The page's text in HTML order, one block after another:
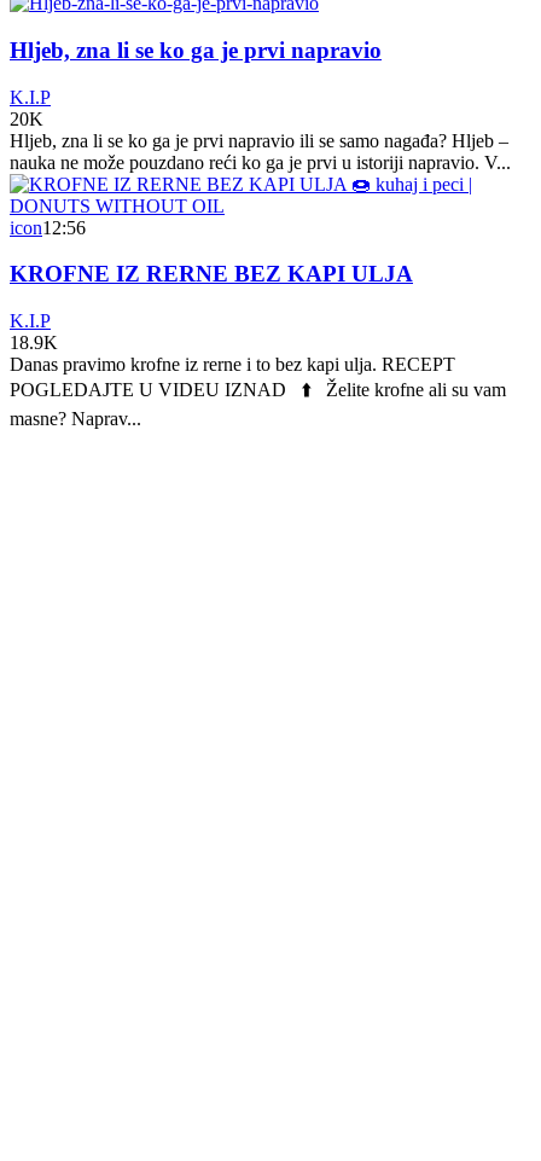
Hljeb, zna li se ko ga je prvi napravio
K.I.P
20K
Hljeb, zna li se ko ga je prvi napravio ili se samo nagađa? Hljeb –
nauka ne može pouzdano reći ko ga je prvi u istoriji napravio. V...
icon12:56
KROFNE IZ RERNE BEZ KAPI ULJA
K.I.P
18.9K
Danas pravimo krofne iz rerne i to bez kapi ulja. RECEPT
POGLEDAJTE U VIDEU IZNAD ⬆️ Želite krofne ali su vam
masne? Naprav...